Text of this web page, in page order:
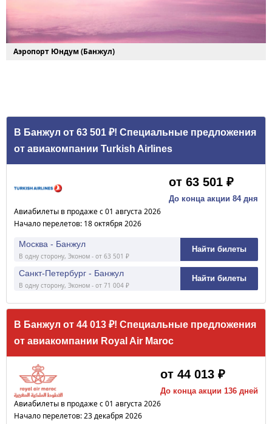
Аэропорт Юндум (Банжул)
В Банжул от 63 501 ₽! Специальные предложения
от авиакомпании Turkish Airlines
от 63 501 ₽
До конца акции 84 дня
Авиабилеты в продаже с 01 августа 2026
Начало перелетов: 18 октября 2026
Москва - Банжул
В одну сторону, Эконом - от 63 501 ₽
Найти билеты
Санкт-Петербург - Банжул
В одну сторону, Эконом - от 71 004 ₽
Найти билеты
В Банжул от 44 013 ₽! Специальные предложения
от авиакомпании Royal Air Maroc
от 44 013 ₽
До конца акции 136 дней
Авиабилеты в продаже с 01 августа 2026
Начало перелетов: 23 декабря 2026